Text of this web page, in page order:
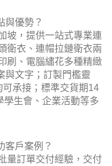
與優勢？
坡，提供一站式專業連
衛衣、連帽拉鏈衛衣兩
刷、電腦繡花多種精緻
與文字；訂製門檻靈
承接；標準交貨期14
生會、企業活動等多
客戶案例？
量訂單交付經驗，交付